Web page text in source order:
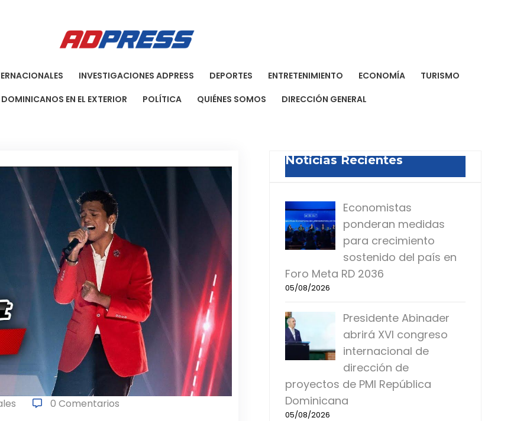
INVESTIGACIONES ADPRESS DEPORTES ENTRETENIMIENTO ECONOMÍA
TURISMO
DOMINICANOS EN EL EXTERIOR POLÍTICA QUIÉNES SOMOS
DIRECCIÓN GENERAL
0 Comentarios
Noticias Recientes
Economistas
ponderan medidas
para crecimiento
sostenido del país en
Foro Meta RD 2036
05/08/2026
Presidente Abinader
abrirá XVI congreso
internacional de
dirección de
proyectos de PMI República
Dominicana
05/08/2026